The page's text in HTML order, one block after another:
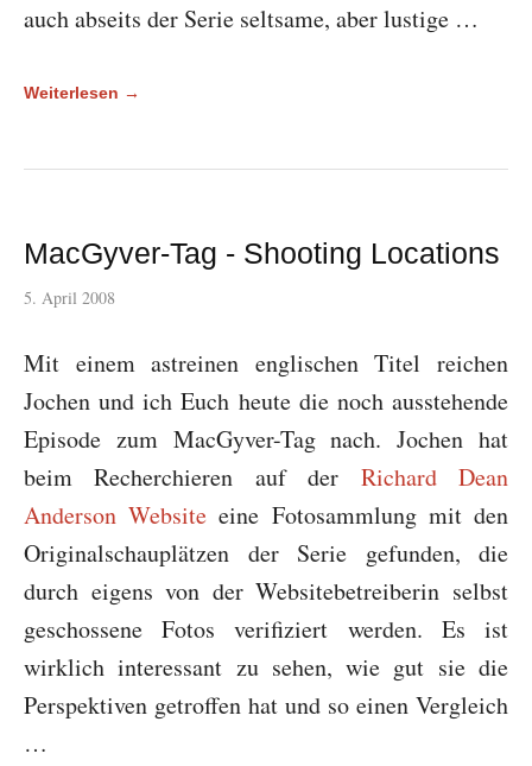
auch abseits der Serie seltsame, aber lustige …
Weiterlesen →
MacGyver-Tag - Shooting Locations
5. April 2008
Mit einem astreinen englischen Titel reichen
Jochen und ich Euch heute die noch ausstehende
Episode zum MacGyver-Tag nach. Jochen hat
beim Recherchieren auf der Richard Dean
Anderson Website eine Fotosammlung mit den
Originalschauplätzen der Serie gefunden, die
durch eigens von der Websitebetreiberin selbst
geschossene Fotos verifiziert werden. Es ist
wirklich interessant zu sehen, wie gut sie die
Perspektiven getroffen hat und so einen Vergleich
…